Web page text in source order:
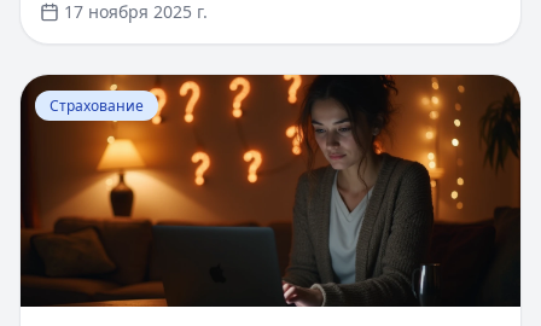
предложение: первый займ под 0% на срок до 30
дней. Деньги поступают на электронный кошелек
моментально после одобрения заявки. Никаких
справок о доходах и поручителей не требуется.
17 ноября 2025 г.
Перейти к статье:Как подключить Сбербанк Онлайн
Страхование